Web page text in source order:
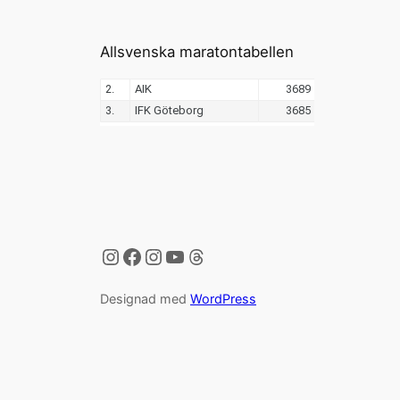
Allsvenska maratontabellen
Instagram
Facebook
Instagram
YouTube
Threads
Designad med WordPress